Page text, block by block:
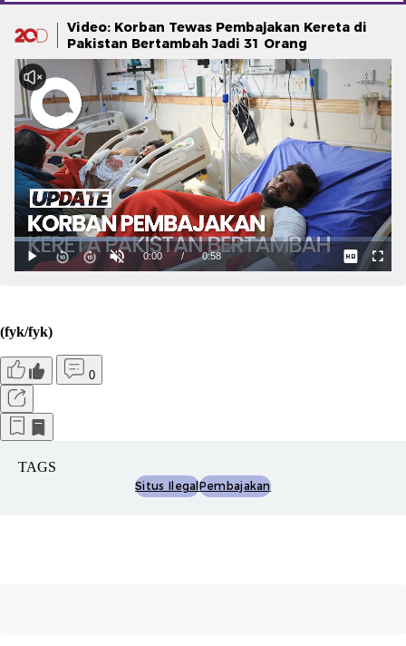
Video: Korban Tewas Pembajakan Kereta di
Pakistan Bertambah Jadi 31 Orang
(fyk/fyk)
0
TAGS
Situs IlegalPembajakan